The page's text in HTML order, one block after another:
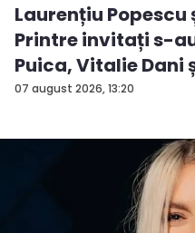
07 august 2026, 13:20
Laurențiu
Printre invitați s-
Puica, Vitalie Dani
P...